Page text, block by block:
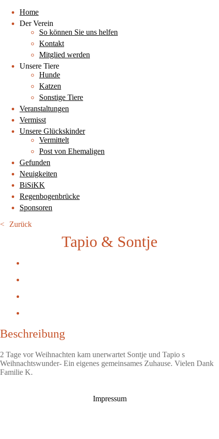
Home
Der Verein
So können Sie uns helfen
Kontakt
Mitglied werden
Unsere Tiere
Hunde
Katzen
Sonstige Tiere
Veranstaltungen
Vermisst
Unsere Glückskinder
Vermittelt
Post von Ehemaligen
Gefunden
Neuigkeiten
BiSiKK
Regenbogenbrücke
Sponsoren
Zurück
Tapio & Sontje
Beschreibung
2 Tage vor Weihnachten kam unerwartet Sontje und Tapio s
Weihnachtswunder- Ein eigenes gemeinsames Zuhause. Vielen Dank
Familie K.
Impressum